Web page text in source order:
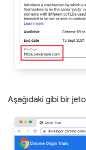
Aşağıdaki gibi bir